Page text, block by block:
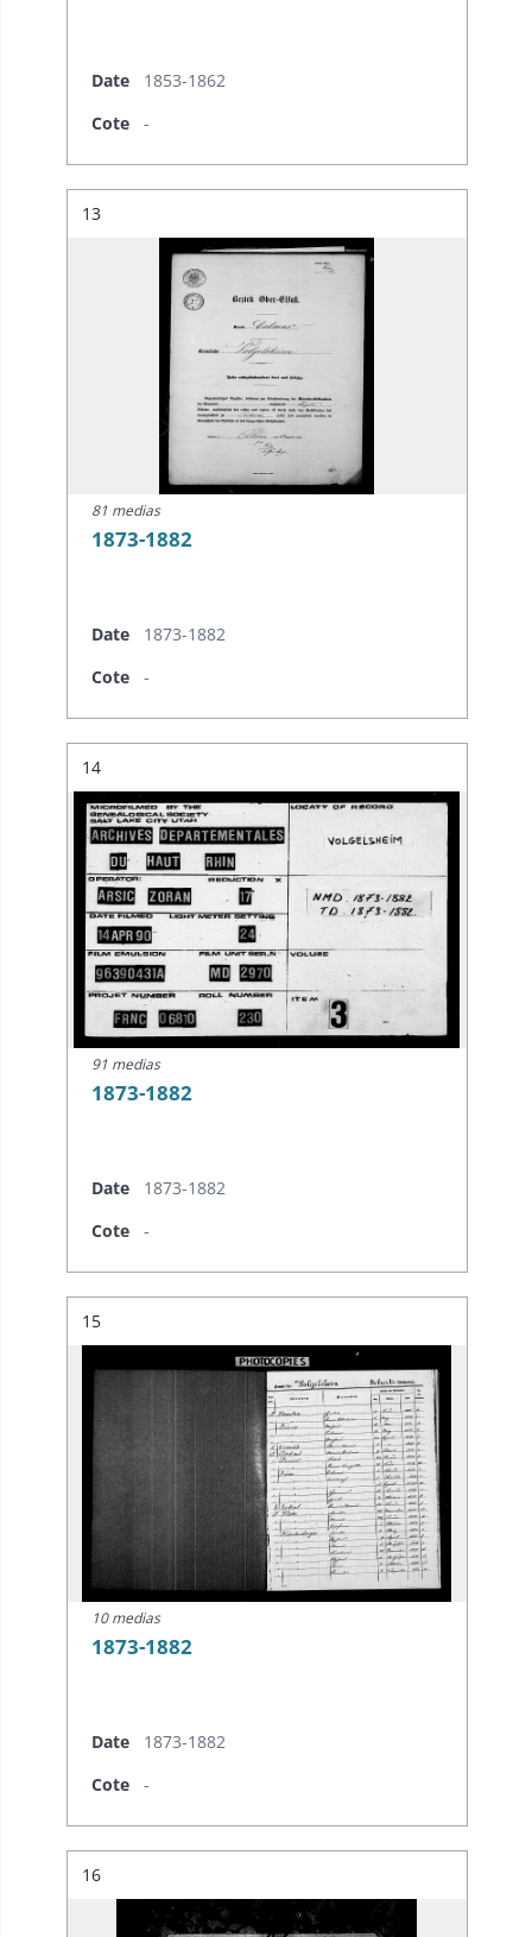
Date
1853-1862
Cote
-
Résultat n°
13
81 medias
1873-1882
Date
1873-1882
Cote
-
Résultat n°
14
91 medias
1873-1882
Date
1873-1882
Cote
-
Résultat n°
15
10 medias
1873-1882
Date
1873-1882
Cote
-
Résultat n°
16